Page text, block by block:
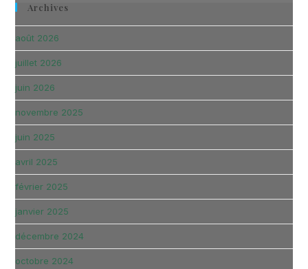
Archives
août 2026
juillet 2026
juin 2026
novembre 2025
juin 2025
avril 2025
février 2025
janvier 2025
décembre 2024
octobre 2024